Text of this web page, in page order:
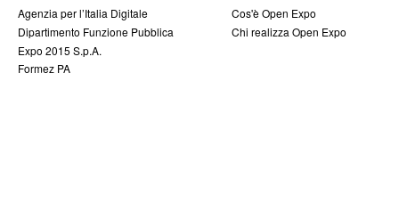
Agenzia per l’Italia Digitale
Dipartimento Funzione Pubblica
Expo 2015 S.p.A.
Formez PA
Cos'è Open Expo
Chi realizza Open Expo